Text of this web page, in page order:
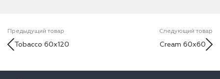
Предыдущий товар
Tobacco 60x120
Следующий товар
Cream 60x60